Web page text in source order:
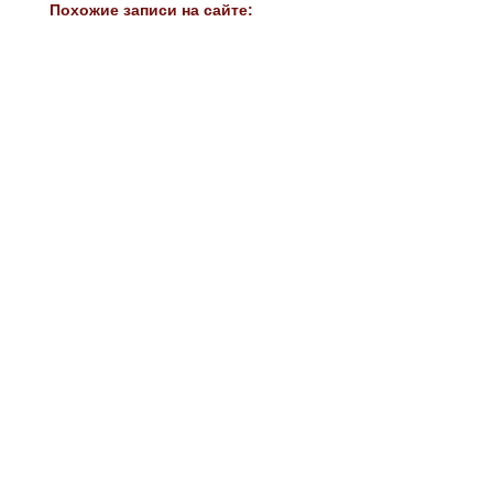
Похожие записи на сайте: